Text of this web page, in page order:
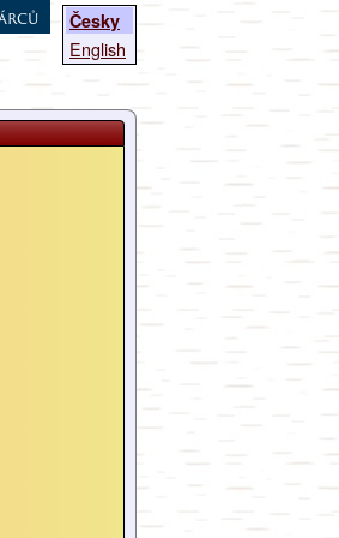
Česky
English